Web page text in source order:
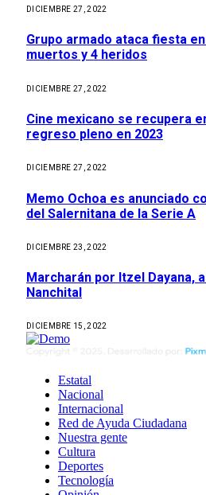
DICIEMBRE 27, 2022
Grupo armado ataca fiesta
muertos y 4 heridos
DICIEMBRE 27, 2022
Cine mexicano se recupera
regreso pleno en 2023
DICIEMBRE 27, 2022
Memo Ochoa es anunciado
del Salernitana de la Serie A
DICIEMBRE 23, 2022
Marcharán por Itzel Dayana,
Nanchital
DICIEMBRE 15, 2022
Estatal
Nacional
Internacional
Red de Ayuda Ciudadana
Nuestra gente
Cultura
Deportes
Tecnología